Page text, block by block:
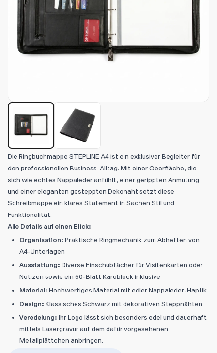
Die Ringbuchmappe STEPLINE A4 ist ein exklusiver Begleiter für
den professionellen Business-Alltag. Mit einer Oberfläche, die
sich wie echtes Nappaleder anfühlt, einer gerippten Anmutung
und einer eleganten gesteppten Dekonaht setzt diese
Schreibmappe ein klares Statement in Sachen Stil und
Funktionalität.
Alle Details auf einen Blick:
Organisation: Praktische Ringmechanik zum Abheften von
A4-Unterlagen
Ausstattung: Diverse Einschubfächer für Visitenkarten oder
Notizen sowie ein 50-Blatt Karoblock inklusive
Material: Hochwertiges Material mit edler Nappaleder-Haptik
Design: Klassisches Schwarz mit dekorativen Steppnähten
Veredelung: Ihr Logo lässt sich besonders edel und dauerhaft
mittels Lasergravur auf dem dafür vorgesehenen
Metallplättchen anbringen.